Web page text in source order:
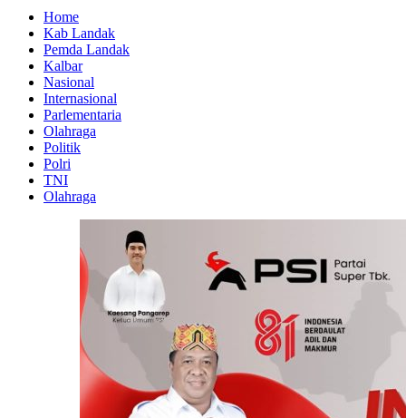
Home
Kab Landak
Pemda Landak
Kalbar
Nasional
Internasional
Parlementaria
Olahraga
Politik
Polri
TNI
Olahraga